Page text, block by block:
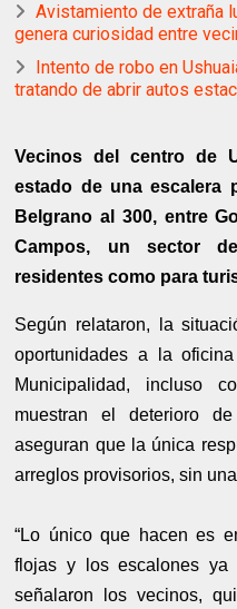
Avistamiento de extraña
genera curiosidad entre
Intento de robo en
tratando de abrir autos
Vecinos del centro de
estado de una escalera
Belgrano al 300, entre
Campos, un sector
residentes como para
Según relataron, la
oportunidades a la
Municipalidad, incluso
muestran el deterioro
aseguran que la única
arreglos provisorios, sin
“Lo único que hacen es
flojas y los escalones ya
señalaron los vecinos,